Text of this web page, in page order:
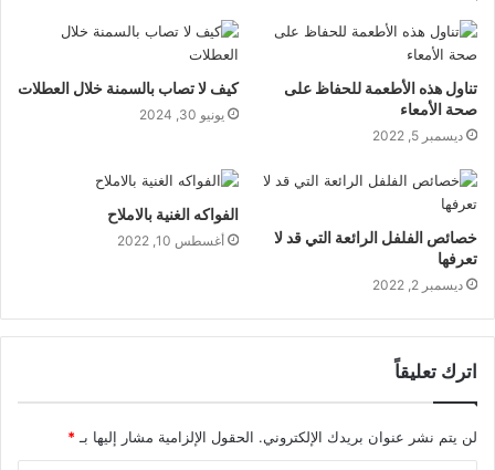
تناول هذه الأطعمة للحفاظ على
صحة الأمعاء
ديسمبر 5, 2022
كيف لا تصاب بالسمنة خلال العطلات
يونيو 30, 2024
خصائص الفلفل الرائعة التي قد لا
تعرفها
ديسمبر 2, 2022
الفواكه الغنية بالاملاح
أغسطس 10, 2022
اترك تعليقاً
لن يتم نشر عنوان بريدك الإلكتروني. الحقول الإلزامية مشار إليها بـ *